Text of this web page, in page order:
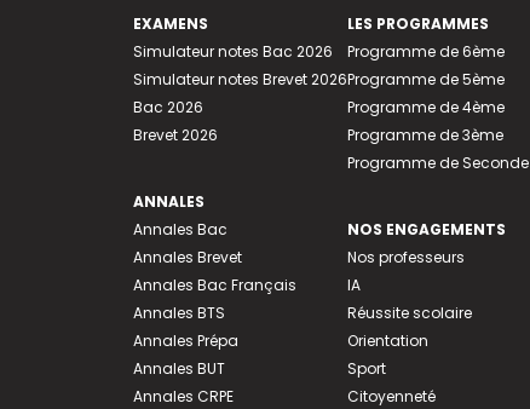
EXAMENS
Simulateur notes Bac 2026
Simulateur notes Brevet 2026
Bac 2026
Brevet 2026
ANNALES
Annales Bac
Annales Brevet
Annales Bac Français
Annales BTS
Annales Prépa
Annales BUT
Annales CRPE
LES PROGRAMMES
Programme de 6ème
Programme de 5ème
Programme de 4ème
Programme de 3ème
Programme de Seconde
NOS ENGAGEMENTS
Nos professeurs
IA
Réussite scolaire
Orientation
Sport
Citoyenneté